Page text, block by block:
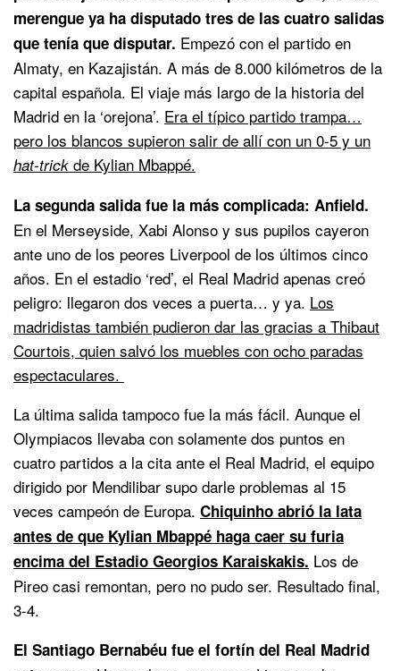
merengue ya ha disputado tres de las cuatro salidas
que tenía que disputar. Empezó con el partido en
Almaty, en Kazajistán. A más de 8.000 kilómetros de la
capital española. El viaje más largo de la historia del
Madrid en la ‘orejona’. Era el típico partido trampa…
pero los blancos supieron salir de allí con un 0-5 y un
hat-trick de Kylian Mbappé.
La segunda salida fue la más complicada: Anfield.
En el Merseyside, Xabi Alonso y sus pupilos cayeron
ante uno de los peores Liverpool de los últimos cinco
años. En el estadio ‘red’, el Real Madrid apenas creó
peligro: llegaron dos veces a puerta… y ya. Los
madridistas también pudieron dar las gracias a Thibaut
Courtois, quien salvó los muebles con ocho paradas
espectaculares.
La última salida tampoco fue la más fácil. Aunque el
Olympiacos llevaba con solamente dos puntos en
cuatro partidos a la cita ante el Real Madrid, el equipo
dirigido por Mendilibar supo darle problemas al 15
veces campeón de Europa. Chiquinho abrió la lata
antes de que Kylian Mbappé haga caer su furia
encima del Estadio Georgios Karaiskakis. Los de
Pireo casi remontan, pero no pudo ser. Resultado final,
3-4.
El Santiago Bernabéu fue el fortín del Real Madrid